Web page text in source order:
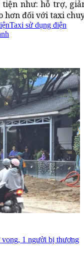
như: hỗ trợ,
đối với taxi
Taxi sử dụng điện
vong, 1 người bị thương